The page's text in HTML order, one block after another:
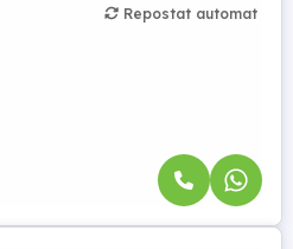
Repostat automat